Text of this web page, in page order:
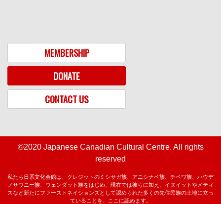
MEMBERSHIP
DONATE
CONTACT US
©2020 Japanese Canadian Cultural Centre. All rights
reserved
私たち日系文化会館は、クレジットのミシサガ族、アニシナベ族、チベワ族、ハウデ
ノサウニー族、ウェンダット族をはじめ、現在では彼らに加え、イヌイットやメティ
スなど新たにファーストネイションズとして認められた多くの先住民族の土地に立っ
ていることを、ここに認めます。